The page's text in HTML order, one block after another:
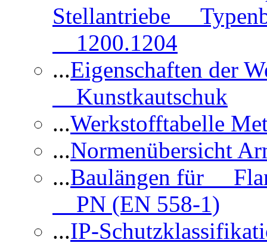
Stellantriebe
1200.1204
...Eigenschaften der
Kunstkautschuk
...Werkstofftabelle
...Normenübersicht
...Baulängen für
PN (EN 558-1)
...IP-